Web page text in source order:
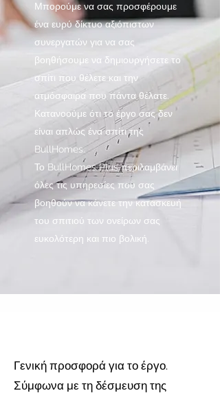
Μπορούμε να σας προσφέρουμε
ένα ευρύ δίκτυο αξιόπιστων
συνεργατών για να σας
βοηθήσουμε να δημιουργήσετε το
σπίτι που θέλετε και την
ατμόσφαιρα που πάντα θέλατε.
Κατανοούμε ότι το έργο σας δεν
είναι απλώς ένα σπίτι της
BullHomes.
Το BullHomes Plus περιλαμβάνει
όλες τις υπηρεσίες που σας
βοηθούν να κάνετε την κατασκευή
του σπιτιού των ονείρων σας
ευκολότερη και πιο βολική.
Κατασκευή αντικειμένου
Η ομάδα διαχείρισης κατασκευών μας
Γενική προσφορά για το έργο.
Σύμφωνα με τη δέσμευση της